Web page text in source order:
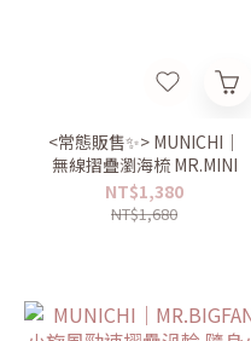
<常態販售✨> MUNICHI｜
無線摺疊瀏海梳 MR.MINI
NT$1,380
NT$1,680